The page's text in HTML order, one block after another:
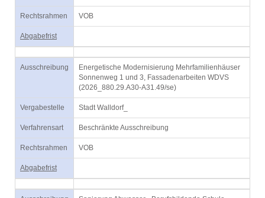
Rechtsrahmen VOB
Abgabefrist
Ausschreibung
Energetische Modernisierung Mehrfamilienhäuser
Sonnenweg 1 und 3, Fassadenarbeiten WDVS
(2026_880.29.A30-A31.49/se)
Vergabestelle Stadt Walldorf_
Verfahrensart Beschränkte Ausschreibung
Rechtsrahmen VOB
Abgabefrist